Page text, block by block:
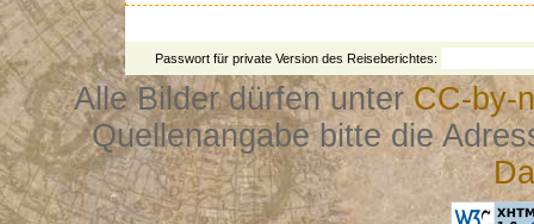
Passwort für private Version des Reiseberichtes:
Alle Bilder dürfen unterCC-by-
Quellenangabe bitte die